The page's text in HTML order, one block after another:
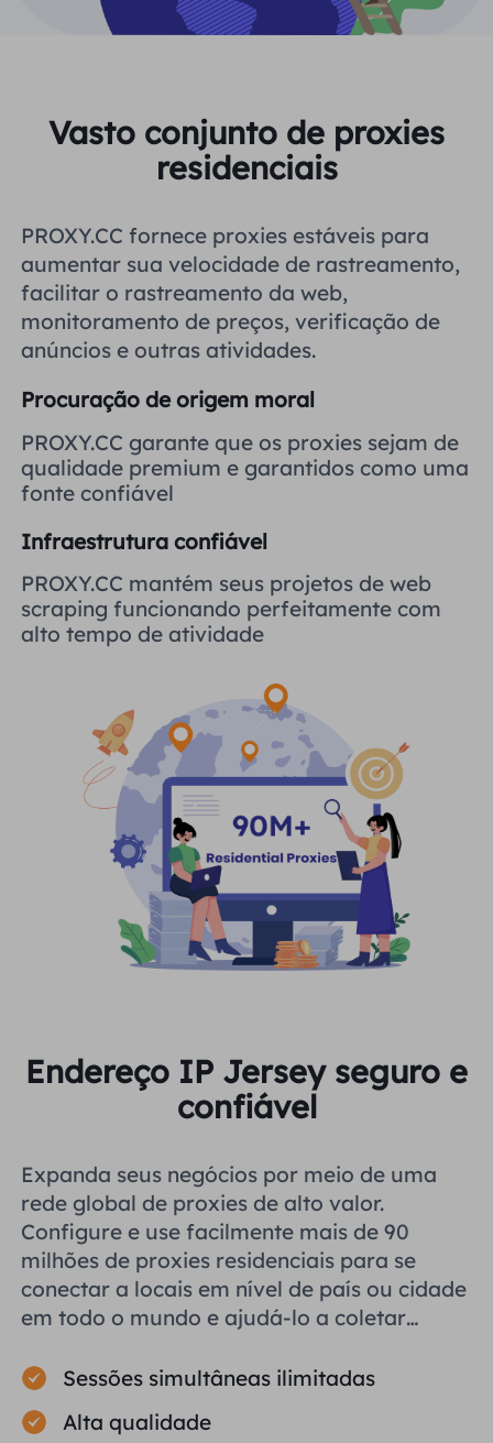
Raspagem e rastreamento da Web
LOCAIS
Estados Unidos
Reino Unido
Brasil
Rússia
Guia do usuário
Mais integrações
Deutsch
Indonesia
Русский
हिंदी
Vasto conjunto de proxies
residenciais
PROXY.CC fornece proxies estáveis ​​para
aumentar sua velocidade de rastreamento,
facilitar o rastreamento da web,
monitoramento de preços, verificação de
anúncios e outras atividades.
Procuração de origem moral
PROXY.CC garante que os proxies sejam de
qualidade premium e garantidos como uma
fonte confiável
Infraestrutura confiável
PROXY.CC mantém seus projetos de web
scraping funcionando perfeitamente com
alto tempo de atividade
Endereço IP Jersey seguro e
confiável
Expanda seus negócios por meio de uma
rede global de proxies de alto valor.
Configure e use facilmente mais de 90
milhões de proxies residenciais para se
conectar a locais em nível de país ou cidade
em todo o mundo e ajudá-lo a coletar
Sessões simultâneas ilimitadas
Alta qualidade